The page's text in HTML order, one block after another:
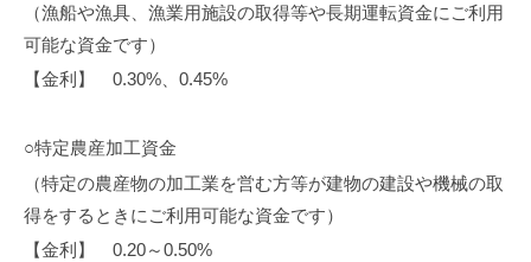
（漁船や漁具、漁業用施設の取得等や長期運転資金にご利用
可能な資金です）
【金利】 0.30%、0.45%
○特定農産加工資金
（特定の農産物の加工業を営む方等が建物の建設や機械の取
得をするときにご利用可能な資金です）
【金利】 0.20～0.50%